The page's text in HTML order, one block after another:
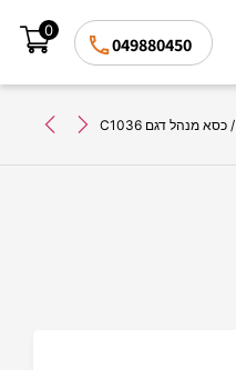
049880450
0
/ כסא מנהל דגם C1036